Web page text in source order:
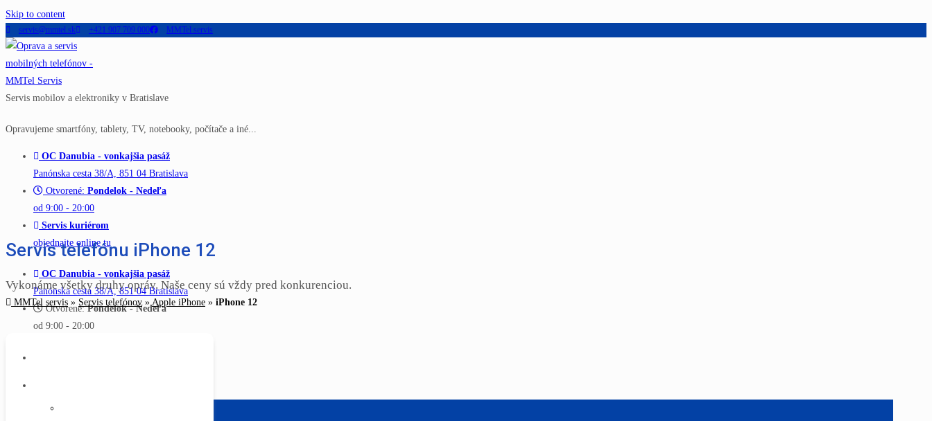
Skip to content
servis@mmtel.sk +421 907 709 000 MMTel servis
Servis mobilov a elektroniky v Bratislave
Opravujeme smartfóny, tablety, TV, notebooky, počítače a iné...
OC Danubia - vonkajšia pasáž
Panónska cesta 38/A, 851 04 Bratislava
Otvorené: Pondelok - Nedeľa
od 9:00 - 20:00
Servis kuriérom
objednajte online tu
OC Danubia - vonkajšia pasáž
Panónska cesta 38/A, 851 04 Bratislava
Otvorené:Pondelok - Nedeľa
od 9:00 - 20:00
Servis telefónu iPhone 12
Vykonáme všetky druhy opráv. Naše ceny sú vždy pred konkurenciou.
MMTel servis » Servis telefónov » Apple iPhone » iPhone 12